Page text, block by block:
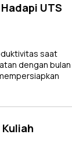
UTS
saat
dengan bulan